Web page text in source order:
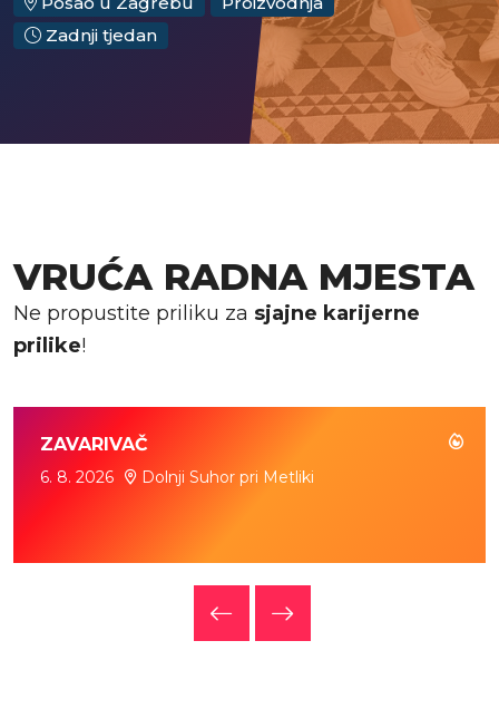
Zadnji tjedan
VRUĆA RADNA MJESTA
Ne propustite priliku za sjajne karijerne
prilike!
ZAVARIVAČ
6. 8. 2026 Dolnji Suhor pri Metliki